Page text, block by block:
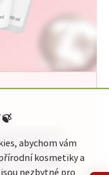
🍃
abychom vám
kosmetiky a
nezbytné pro
nabídkou
naši nabídku